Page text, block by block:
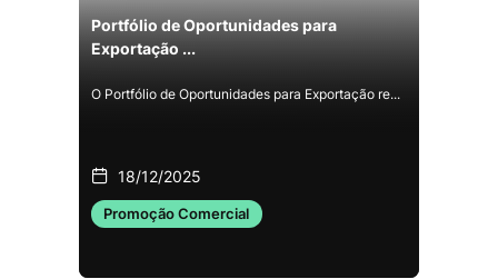
Portfólio de Oportunidades para
Exportação ...
O Portfólio de Oportunidades para Exportação re...
18/12/2025
Promoção Comercial